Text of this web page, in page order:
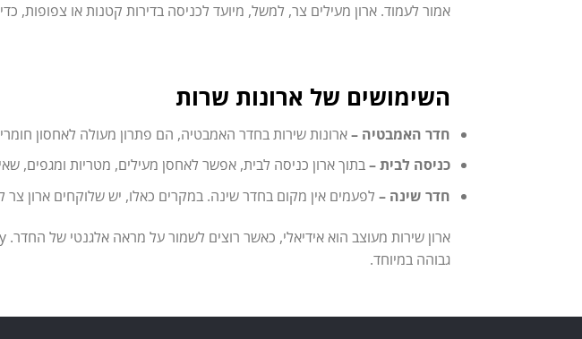
אמור לעמוד. ארון מעילים צר, למשל, מיועד לכניסה בדירות קטנות או צפופות,
השימושים של ארונות שרות
חדר האמבטיה –ארונות שירות בחדר האמבטיה, הם פתרון מעולה לאחסון חומרי
כניסה לבית –בתוך ארון כניסה לבית, אפשר לאחסן מעילים, מטריות ומגפים,
חדר שינה – לפעמים אין מקום בחדר שינה. במקרים כאלו, יש שלוקחים ארון
גבוהה במיוחד.